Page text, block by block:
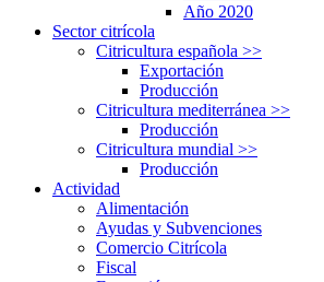
Año 2020
Sector citrícola
Citricultura española >>
Exportación
Producción
Citricultura mediterránea >>
Producción
Citricultura mundial >>
Producción
Actividad
Alimentación
Ayudas y Subvenciones
Comercio Citrícola
Fiscal